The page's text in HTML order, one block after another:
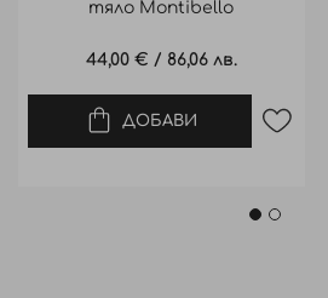
тяло Montibello
44,00 € / 86,06 лв.
ДОБАВИ